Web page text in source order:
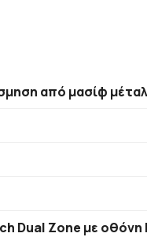
από μασίφ
Dual Zone με οθόνη